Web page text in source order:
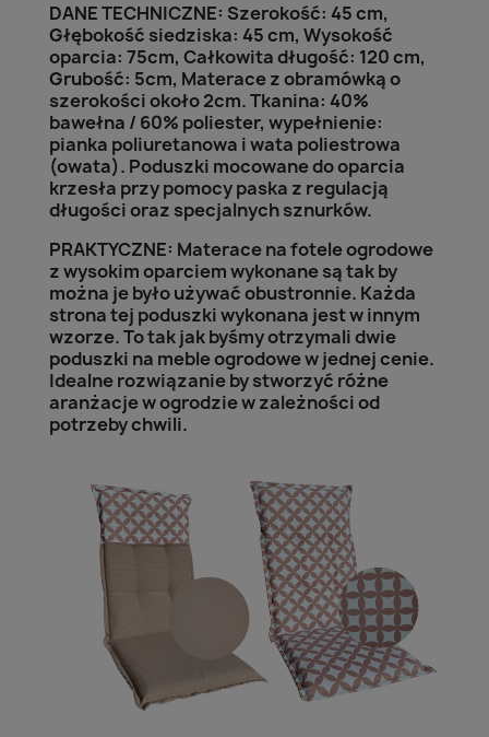
DANE TECHNICZNE: Szerokość: 45 cm,
Głębokość siedziska: 45 cm, Wysokość
oparcia: 75cm, Całkowita długość: 120 cm,
Grubość: 5cm, Materace z obramówką o
szerokości około 2cm. Tkanina: 40%
bawełna / 60% poliester, wypełnienie:
pianka poliuretanowa i wata poliestrowa
(owata). Poduszki mocowane do oparcia
krzesła przy pomocy paska z regulacją
długości oraz specjalnych sznurków.
PRAKTYCZNE: Materace na fotele ogrodowe
z wysokim oparciem wykonane są tak by
można je było używać obustronnie. Każda
strona tej poduszki wykonana jest w innym
wzorze. To tak jak byśmy otrzymali dwie
poduszki na meble ogrodowe w jednej cenie.
Idealne rozwiązanie by stworzyć różne
aranżacje w ogrodzie w zależności od
potrzeby chwili.